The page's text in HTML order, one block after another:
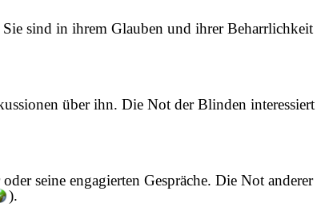
sind in ihrem Glauben und ihrer Beharrlichkeit
über ihn. Die Not der Blinden interessiert
seine engagierten Gespräche. Die Not anderer
).